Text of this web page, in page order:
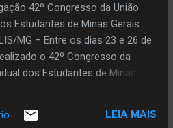
cabeça do peixe para mostrar aos
42º Congresso da União
Estudantes de Minas Gerais .
MG – Entre os dias 23 e 26 de
o 42º Congresso da
dos Estudantes de Minas
Centro-Oeste Dona Lindu
LEIA MAIS